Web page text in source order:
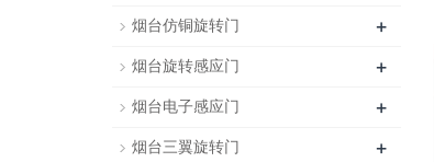
烟台仿铜旋转门 +
烟台旋转感应门 +
烟台电子感应门 +
烟台三翼旋转门 +